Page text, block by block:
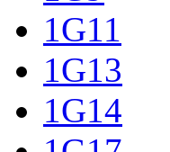
1G11
1G13
1G14